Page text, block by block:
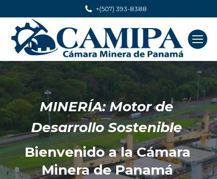
+(507) 393-8388
Bienvenido a la Cámara
Minera de Panamá
MINERÍA: Motor de
Desarrollo Sostenible